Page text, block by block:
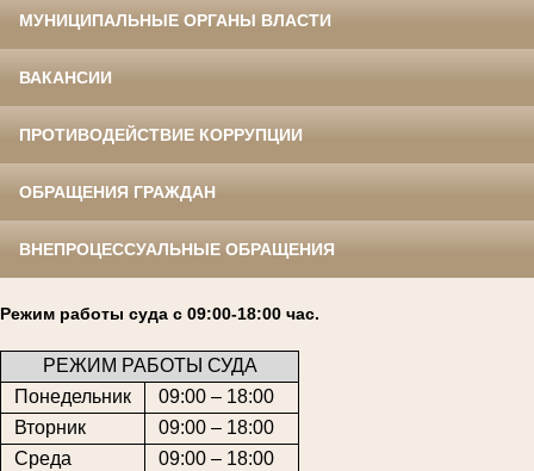
МУНИЦИПАЛЬНЫЕ ОРГАНЫ ВЛАСТИ
ВАКАНСИИ
ПРОТИВОДЕЙСТВИЕ КОРРУПЦИИ
ОБРАЩЕНИЯ ГРАЖДАН
ВНЕПРОЦЕССУАЛЬНЫЕ ОБРАЩЕНИЯ
Режим работы суда с 09:00-18:00 час.
РЕЖИМ РАБОТЫ СУДА
Понедельник
09:00 – 18:00
Вторник
09:00 – 18:00
Среда
09:00 – 18:00